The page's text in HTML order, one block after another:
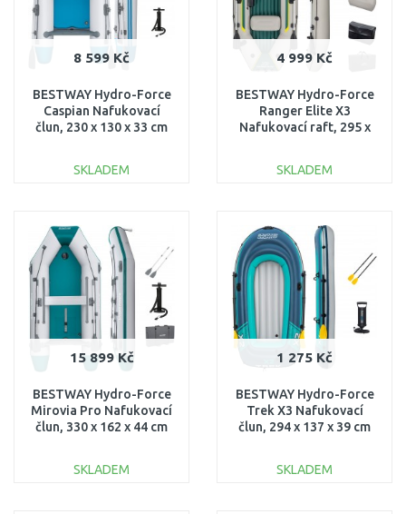
8 599 Kč
BESTWAY Hydro-Force
Caspian Nafukovací
člun, 230 x 130 x 33 cm
SKLADEM
Porovnat
4 999 Kč
BESTWAY Hydro-Force
Ranger Elite X3
Nafukovací raft, 295 x
SKLADEM
Porovnat
15 899 Kč
BESTWAY Hydro-Force
Mirovia Pro Nafukovací
člun, 330 x 162 x 44 cm
SKLADEM
1 275 Kč
BESTWAY Hydro-Force
Trek X3 Nafukovací
člun, 294 x 137 x 39 cm
SKLADEM